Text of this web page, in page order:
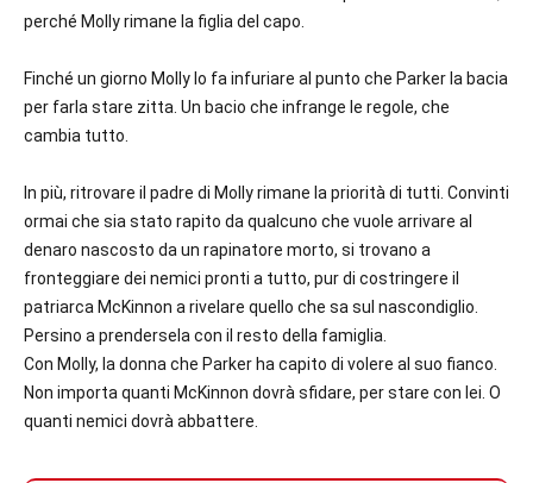
perché Molly rimane la figlia del capo.
Finché un giorno Molly lo fa infuriare al punto che Parker la bacia
per farla stare zitta. Un bacio che infrange le regole, che
cambia tutto.
In più, ritrovare il padre di Molly rimane la priorità di tutti. Convinti
ormai che sia stato rapito da qualcuno che vuole arrivare al
denaro nascosto da un rapinatore morto, si trovano a
fronteggiare dei nemici pronti a tutto, pur di costringere il
patriarca McKinnon a rivelare quello che sa sul nascondiglio.
Persino a prendersela con il resto della famiglia.
Con Molly, la donna che Parker ha capito di volere al suo fianco.
Non importa quanti McKinnon dovrà sfidare, per stare con lei. O
quanti nemici dovrà abbattere.